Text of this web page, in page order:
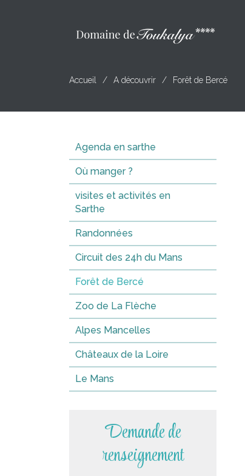
Accueil A découvrir Forêt de Bercé
Agenda en sarthe
Où manger ?
visites et activités en
Sarthe
Randonnées
Circuit des 24h du Mans
Forêt de Bercé
Zoo de La Flèche
Alpes Mancelles
Châteaux de la Loire
Le Mans
Demande de
renseignement